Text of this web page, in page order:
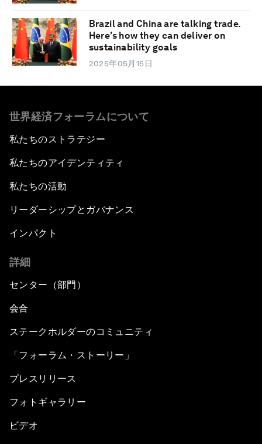
Brazil and China are talking trade.
Here’s how they can deliver on
sustainability goals
2025年05月15日
世界経済フォーラムについて
私たちのストラテジー
私たちのアイデンティティ
私たちの活動
リーダーシップとガバナンス
インパクト
詳細
センター（部門）
会合
ステークホルダーのコミュニティ
「フォーラム・ストーリー」
プレスリリース
フォトギャラリー
ビデオ